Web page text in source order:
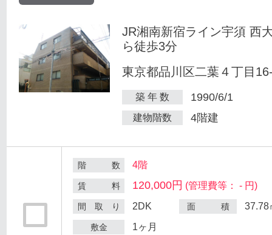
JR湘南新宿ライン宇須 西
ら徒歩3分
東京都品川区二葉４丁目
築 年 数 1990/6/1
建物階数 4階建
階 数 4階
賃 料 120,000円 (管理費等： - 円)
間 取 り 2DK 面 積 37.78
敷金 1ヶ月